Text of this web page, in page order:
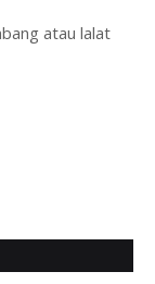
atau lalat